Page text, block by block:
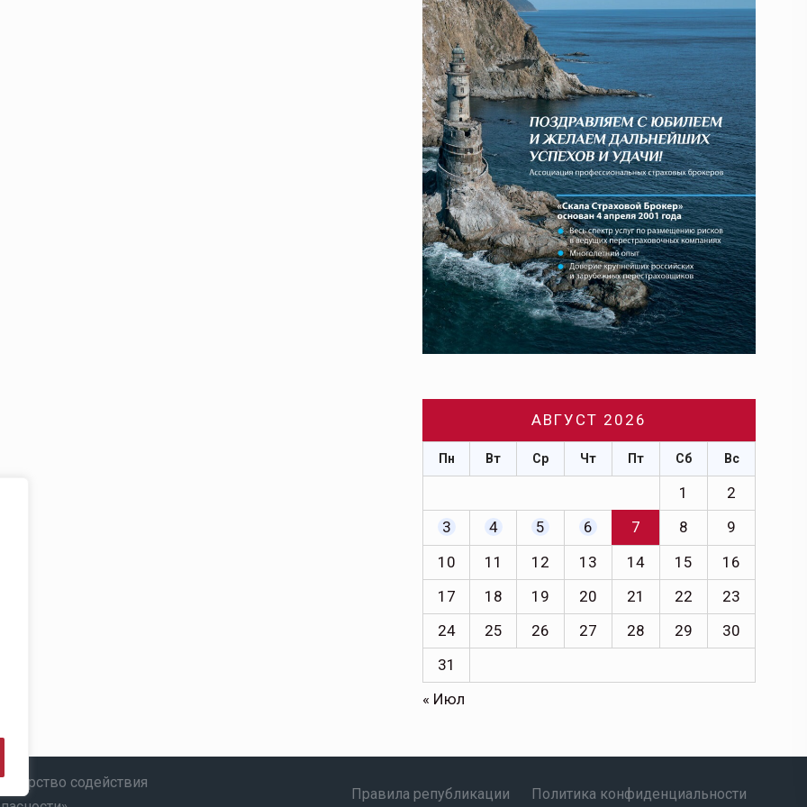
АВГУСТ 2026
Пн Вт Ср Чт Пт Сб Вс
1
2
3
4 5 6 7 8
9
10
11 12 13 14 15
16
17
18 19 20 21 22
23
24
25 26 27 28 29
30
31
« Июл
содействия
Правила републикации Политика конфиденциальности